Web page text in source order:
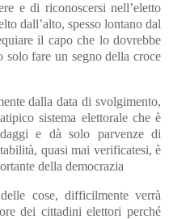
e di riconoscersi nell’eletto
dall’alto, spesso lontano dal
il capo che lo dovrebbe
fare un segno della croce
dalla data di svolgimento,
sistema elettorale che è
e dà solo parvenze di
quasi mai verificatesi, è
della democrazia
cose, difficilmente verrà
dei cittadini elettori perché